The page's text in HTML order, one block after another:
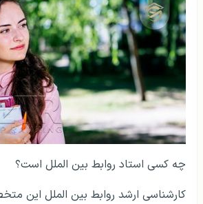
چه کسی استاد روابط بین الملل است؟
کارشناسی ارشد روابط بین الملل این